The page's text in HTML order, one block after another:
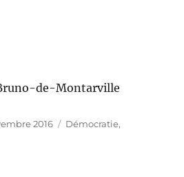
de-Montarville
2016 Catégories
Démocratie,